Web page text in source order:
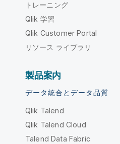
トレーニング
Qlik 学習
Qlik Customer Portal
リソース ライブラリ
製品案内
データ統合とデータ品質
Qlik Talend
Qlik Talend Cloud
Talend Data Fabric